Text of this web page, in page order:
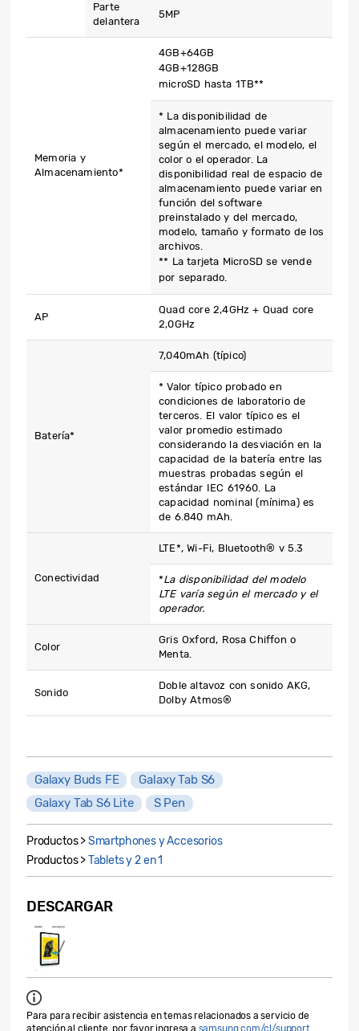
Parte
delantera
5MP
Memoria y
Almacenamiento*
4GB+64GB
4GB+128GB
microSD hasta 1TB**
* La disponibilidad de
almacenamiento puede variar
según el mercado, el modelo, el
color o el operador. La
disponibilidad real de espacio de
almacenamiento puede variar en
función del software
preinstalado y del mercado,
modelo, tamaño y formato de los
archivos.
** La tarjeta MicroSD se vende
por separado.
AP
Quad core 2,4GHz + Quad core
2,0GHz
Batería*
7,040mAh (típico)
* Valor típico probado en
condiciones de laboratorio de
terceros. El valor típico es el
valor promedio estimado
considerando la desviación en la
capacidad de la batería entre las
muestras probadas según el
estándar IEC 61960. La
capacidad nominal (mínima) es
de 6.840 mAh.
Conectividad
LTE*, Wi-Fi, Bluetooth® v 5.3
*La disponibilidad del modelo
LTE varía según el mercado y el
operador.
Color
Gris Oxford, Rosa Chiffon o
Menta.
Sonido
Doble altavoz con sonido AKG,
Dolby Atmos®
Galaxy Buds FE
Galaxy Tab S6
Galaxy Tab S6 Lite
S Pen
Productos >Smartphones y Accesorios
Productos >Tablets y 2 en 1
DESCARGAR
Para para recibir asistencia en temas relacionados a servicio de
atención al cliente, por favor ingresa a samsung.com/cl/support.